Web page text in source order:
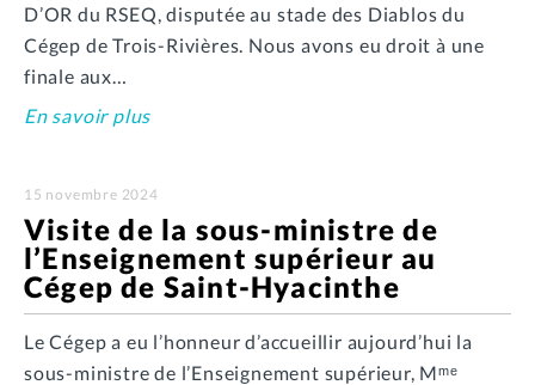
D’OR du RSEQ, disputée au stade des Diablos du
Cégep de Trois-Rivières. Nous avons eu droit à une
finale aux…
En savoir plus
15 novembre 2024
Visite de la sous-ministre de
l’Enseignement supérieur au
Cégep de Saint-Hyacinthe
Le Cégep a eu l’honneur d’accueillir aujourd’hui la
sous-ministre de l’Enseignement supérieur, Mᵐᵉ